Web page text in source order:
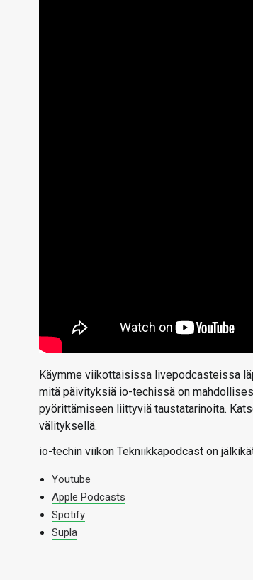
Käymme viikottaisissa livepodcasteissa
mitä päivityksiä io-techissä on
pyörittämiseen liittyviä taustatarinoita.
välityksellä.
io-techin viikon Tekniikkapodcast on
Youtube
Apple Podcasts
Spotify
Supla